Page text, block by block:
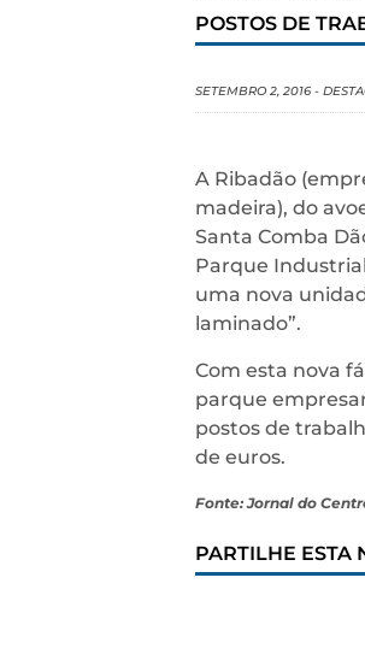
POSTOS DE
SETEMBRO 2, 2016 -
A Ribadão
madeira), do
Santa Comba
Parque
uma nova
laminado”.
Com esta nova
parque
postos de
de euros.
Fonte: Jornal do
PARTILHE ESTA